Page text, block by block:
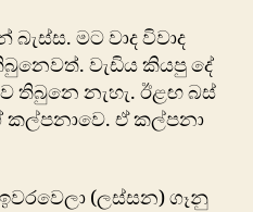
මට වාද විවාද
වැඩිය කියපු දේ
තිබුනෙ නැහැ. ඊළඟ බස්
කල්පනාවෙ. ඒ කල්පනා
(ලස්සන) ගෑනු